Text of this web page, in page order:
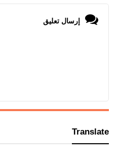
إرسال تعليق
Translate